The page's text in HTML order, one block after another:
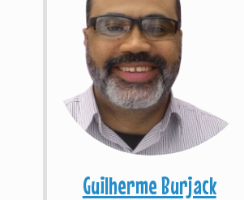
Guilherme Burjack